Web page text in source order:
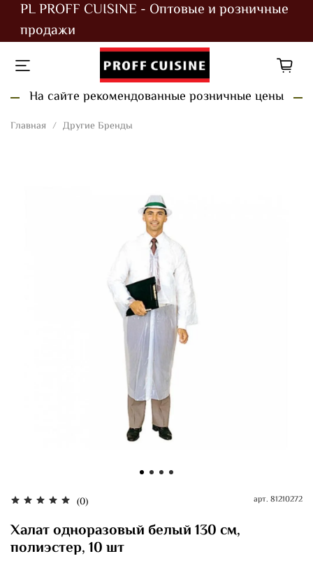
PL PROFF CUISINE - Оптовые и розничные
продажи
На сайте рекомендованные розничные цены
Главная Другие Бренды
(0) арт. 81210272
Халат одноразовый белый 130 см,
полиэстер, 10 шт